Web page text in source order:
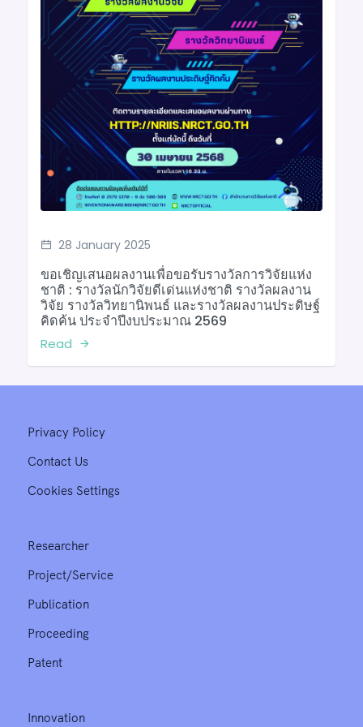
28 January 2025
ขอเชิญเสนอผลงานเพื่อขอรับรางวัลการวิจัยแห่ง
ชาติ : รางวัลนักวิจัยดีเด่นแห่งชาติ รางวัลผลงาน
วิจัย รางวัลวิทยานิพนธ์ และรางวัลผลงานประดิษฐ์
คิดค้น ประจำปีงบประมาณ 2569
Read
Privacy Policy
Contact Us
Cookies Settings
Researcher
Project/Service
Publication
Proceeding
Patent
Innovation